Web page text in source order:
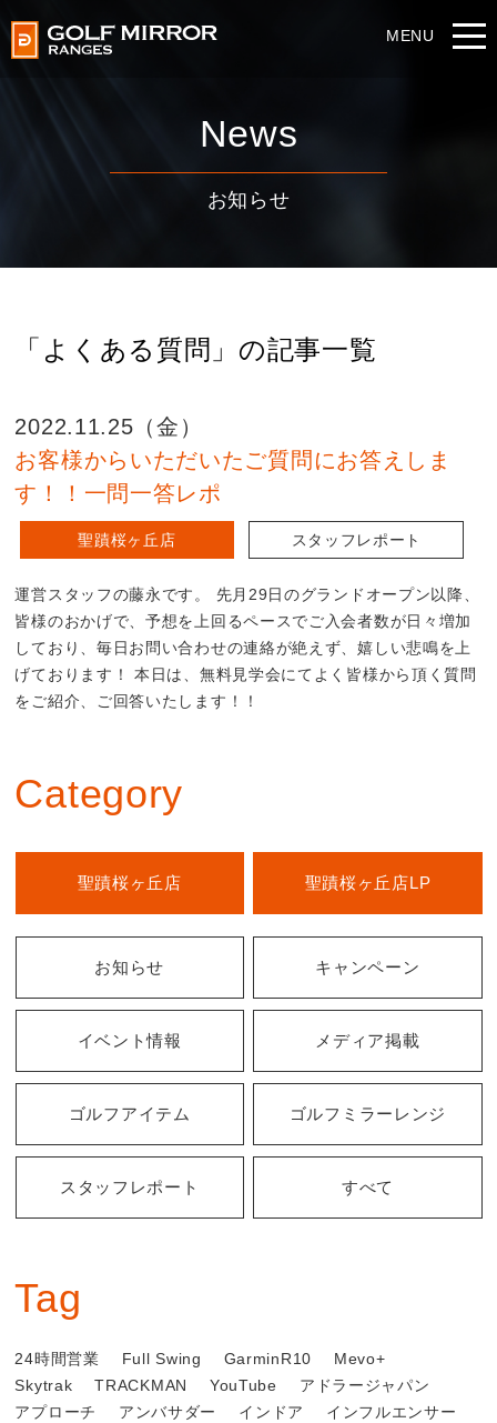
News
お知らせ
「よくある質問」の記事一覧
2022.11.25（金）
お客様からいただいたご質問にお答えしま
す！！一問一答レポ
聖蹟桜ヶ丘店 スタッフレポート
運営スタッフの藤永です。 先月29日のグランドオープン以降、
皆様のおかげで、予想を上回るペースでご入会者数が日々増加
しており、毎日お問い合わせの連絡が絶えず、嬉しい悲鳴を上
げております！ 本日は、無料見学会にてよく皆様から頂く質問
をご紹介、ご回答いたします！！
Category
聖蹟桜ヶ丘店 聖蹟桜ヶ丘店LP
お知らせ キャンペーン
イベント情報 メディア掲載
ゴルフアイテム ゴルフミラーレンジ
スタッフレポート すべて
Tag
24時間営業 Full Swing GarminR10
Mevo+
Skytrak
TRACKMAN YouTube
アドラージャパン
アプローチ
アンバサダー インドア
インフルエンサー